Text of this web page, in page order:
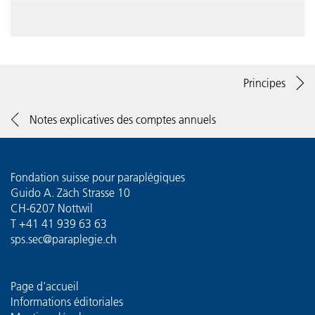
Notes explicatives des comptes annuels
Principes
Fondation suisse pour paraplégiques
Guido A. Zäch Strasse 10
CH-6207 Nottwil
T +41 41 939 63 63
sps.sec@paraplegie.ch
Page d'accueil
Informations éditoriales